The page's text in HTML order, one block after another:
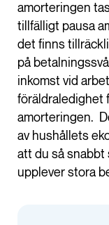
amorteringen
tillfälligt pausa
det finns
på
inkomst vid
föräldraledighet
amorteringen.
av hushållets
att du så snabbt
upplever stora